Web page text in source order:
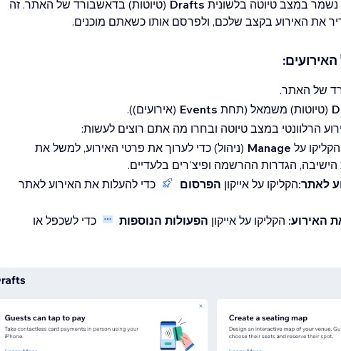
במצב טיוטה בלשונית Drafts (טיוטות) בדאשבורד של האתר. זה
את האירוע בקצב שלכם, ולפרסם אותו כשאתם מוכנים.
של האתר.
(טיוטות) משמאל (תחת Events (אירועים)).
הרלוונטי במצב טיוטה ובחרו מה אתם רוצים לעשות:
הקליקו על Manage (ניהול) כדי לערוך את פרטי האירוע, למשל את
הישיבה, הגדרות ההרשמה ופיצ'רים בלעדיים.
לאתר:הקליקו על אייקון הפרסום
כדי להעלות את האירוע לאתר
האירוע: הקליקו על אייקון הפעולות הנוספות
כדי לשכפל או